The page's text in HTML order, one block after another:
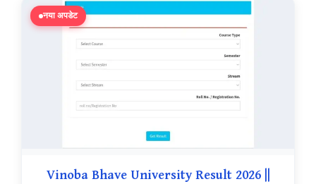
नया अपडेट
Vinoba Bhave University Result 2026 ||